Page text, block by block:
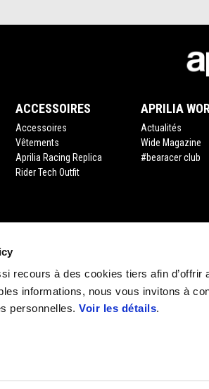
recours à des cookies tiers afin
informations, nous vous invitons à
personnelles.Voir les détails.
ACCESSOIRES
Accessoires
Vêtements
Aprilia Racing Replica
Rider Tech Outfit
APRILIA
Actualités
Wide Magazine
#bearacer club